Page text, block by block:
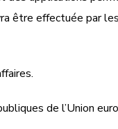
être effectuée par
de l’Union